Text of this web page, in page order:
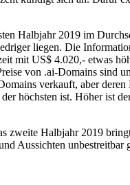
Halbjahr 2019 im
liegen. Die
mit US$ 4.020,- etwas
von .ai-Domains
verkauft, aber
höchsten ist. Höher ist
Halbjahr 2019
Aussichten unbestreitbar